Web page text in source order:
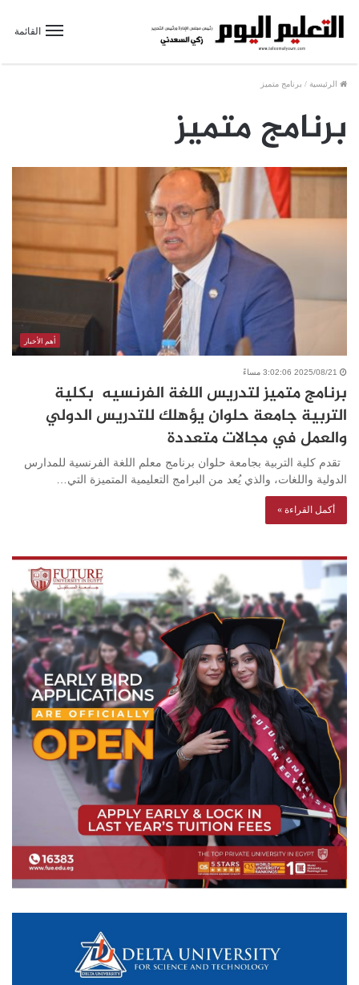
القائمة
الرئيسية / برنامج متميز
برنامج متميز
أهم الأخبار
2025/08/21 3:02:06 مساءً
برنامج متميز لتدريس اللغة الفرنسيه بكلية
التربية جامعة حلوان يؤهلك للتدريس الدولي
والعمل في مجالات متعددة
تقدم كلية التربية بجامعة حلوان برنامج معلم اللغة الفرنسية للمدارس
الدولية واللغات، والذي يُعد من البرامج التعليمية المتميزة التي…
أكمل القراءة »